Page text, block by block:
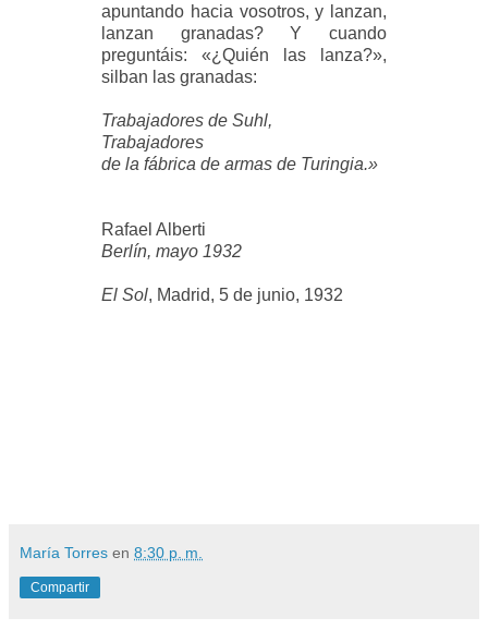
apuntando hacia vosotros, y lanzan,
lanzan granadas? Y cuando
preguntáis: «¿Quién las lanza?»,
silban las granadas:
Trabajadores de Suhl,
Trabajadores
de la fábrica de armas de Turingia.»
Rafael Alberti
Berlín, mayo 1932
El Sol, Madrid, 5 de junio, 1932
María Torres en 8:30 p. m.
Compartir